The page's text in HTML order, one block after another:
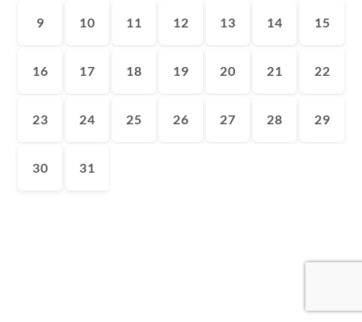
9 10 11 12 13 14 15
16 17 18 19 20 21 22
23 24 25 26 27 28 29
30 31